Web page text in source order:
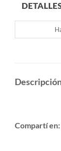
Compartí en: